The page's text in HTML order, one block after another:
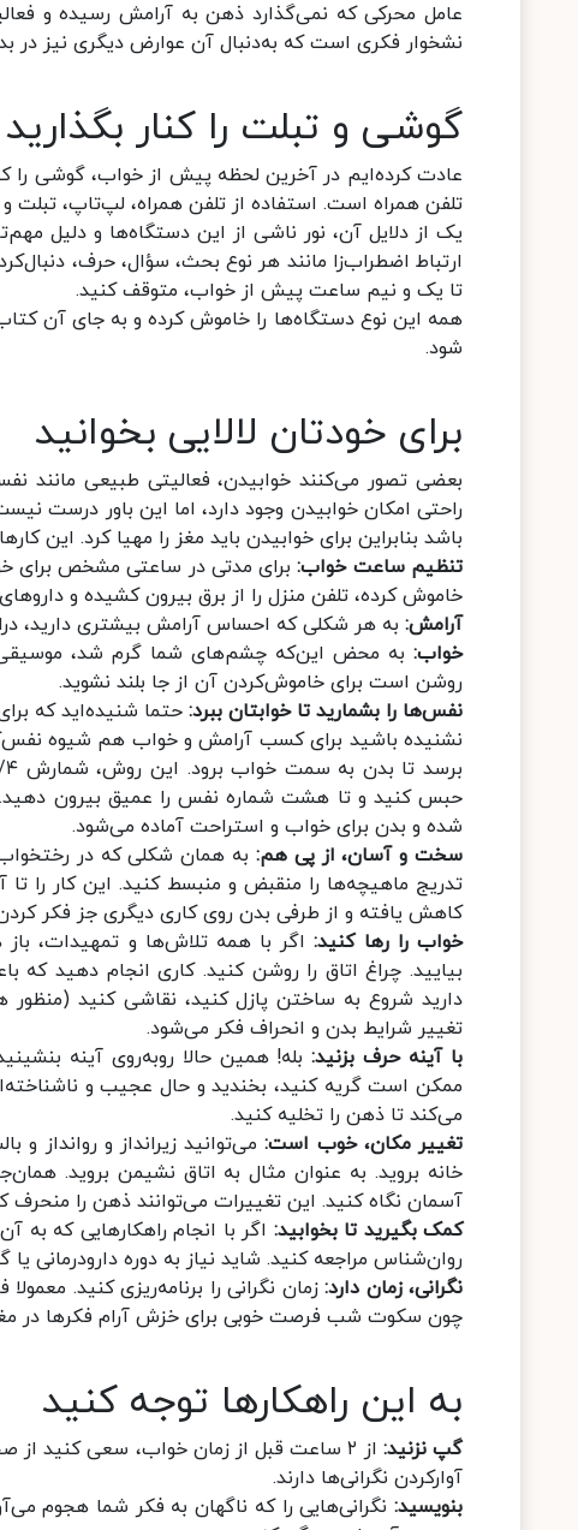
عامل محرکی که نمی‌گذارد ذهن به آرامش رسیده و
نشخوار فکری است که به‌دنبال آن عوارض دیگری نیز در
گوشی و تبلت را کنار بگذارید
عادت کرده‌ایم در آخرین لحظه پیش از خواب، گوشی را
تلفن همراه است. استفاده از تلفن همراه، لپ‌تاپ، تبلت
یک از دلایل آن، نور ناشی از این دستگاه‌ها و دلیل
ارتباط اضطراب‌زا مانند هر نوع بحث، سؤال، حرف،
تا یک و نیم ساعت پیش از خواب، متوقف کنید.
همه این نوع دستگاه‌ها را خاموش کرده و به جای آن
شود.
برای خودتان لالایی بخوانید
بعضی تصور می‌کنند خوابیدن، فعالیتی طبیعی
راحتی امکان خوابیدن وجود دارد، اما این باور درست
باشد بنابراین برای خوابیدن باید مغز را مهیا کرد. این
تنظیم ساعت خواب:برای مدتی در ساعتی مشخص برای
خاموش کرده، تلفن منزل را از برق بیرون کشیده و
آرامش: به هر شکلی که احساس آرامش بیشتری دارید،
خواب: به محض این‌که چشم‌های شما گرم شد، موسیقی
روشن است برای خاموش‌کردن آن از جا بلند نشوید.
نفس‌ها را بشمارید تا خوابتان ببرد: حتما شنیده‌اید که
نشنیده باشید برای کسب آرامش و خواب هم شیوه
شده و بدن برای خواب و استراحت آماده می‌شود.
سخت و آسان، از پی هم: به همان شکلی که در
تدریج ماهیچه‌ها را منقبض و منبسط کنید. این کار را
کاهش یافته و از طرفی بدن روی کاری دیگری جز فکر
خواب را رها کنید:اگر با همه تلاش‌ها و تمهیدات، باز
بیایید. چراغ اتاق را روشن کنید. کاری انجام دهید
دارید شروع به ساختن پازل کنید، نقاشی کنید (منظور
تغییر شرایط بدن و انحراف فکر می‌شود.
با آینه حرف بزنید:بله! همین حالا روبه‌روی آینه
ممکن است گریه کنید، بخندید و حال عجیب و
می‌کند تا ذهن را تخلیه کنید.
تغییر مکان، خوب است:می‌توانید زیرانداز و روانداز و
خانه بروید. به عنوان مثال به اتاق نشیمن بروید.
آسمان نگاه کنید. این تغییرات می‌توانند ذهن را
کمک بگیرید تا بخوابید: اگر با انجام راهکار‌هایی که
روان‌شناس مراجعه کنید. شاید نیاز به دوره دارودرمانی
نگرانی، زمان دارد:زمان نگرانی را برنامه‌ریزی کنید.
چون سکوت شب فرصت خوبی برای خزش آرام فکر‌ها در
به این راهکار‌ها توجه کنید
گپ نزنید:
از ۲ ساعت قبل از زمان خواب، سعی کنید از
آوارکردن نگرانی‌ها دارند.
بنویسید: نگرانی‌هایی را که ناگهان به فکر شما هجوم